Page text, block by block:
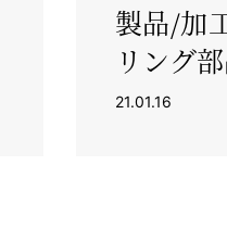
製品/加
リング
21.01.16